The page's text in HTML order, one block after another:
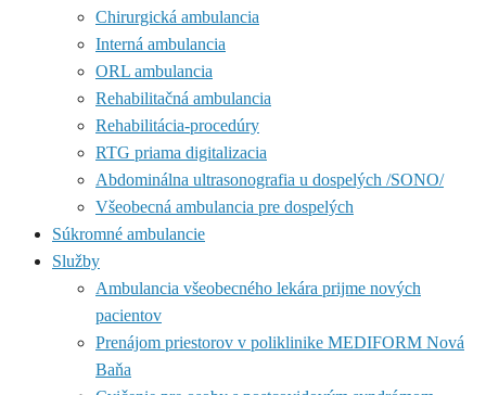
Chirurgická ambulancia
Interná ambulancia
ORL ambulancia
Rehabilitačná ambulancia
Rehabilitácia-procedúry
RTG priama digitalizacia
Abdominálna ultrasonografia u dospelých /SONO/
Všeobecná ambulancia pre dospelých
Súkromné ambulancie
Služby
Ambulancia všeobecného lekára prijme nových
pacientov
Prenájom priestorov v poliklinike MEDIFORM Nová
Baňa